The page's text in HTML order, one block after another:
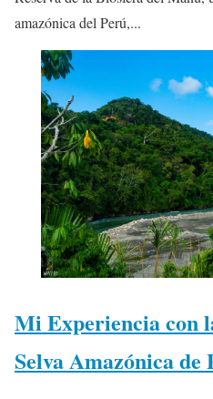
amazónica del Perú,...
Mi Experiencia con
Selva Amazónica de